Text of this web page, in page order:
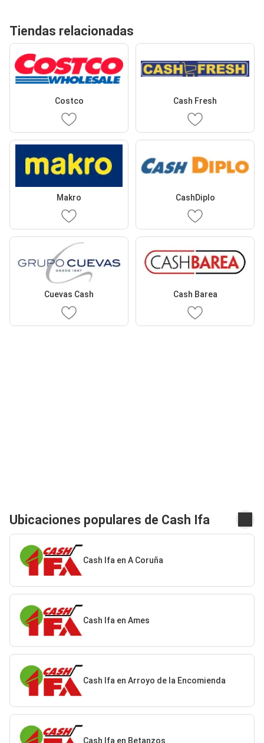
Tiendas relacionadas
Costco Cash Fresh
Makro CashDiplo
Cuevas Cash Cash Barea
Ubicaciones populares de Cash Ifa
Cash Ifa en A Coruña
Cash Ifa en Ames
Cash Ifa en Arroyo de la Encomienda
Cash Ifa en Betanzos